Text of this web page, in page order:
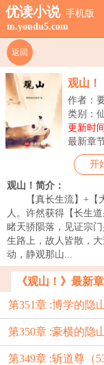
优读小说 手机版
m.youdu5.com
返回
观山！
作者：
类别：
更新时
最新章
开
观山！简介：
【真长生流】+
人。许然获得【长生
睹天骄陨落，见证宗
生路上，故人皆散，
动，静观那山...
《观山！》最新
第351章 :博学的隐
第350章 :豪横的隐
第349章 :斩道尊（